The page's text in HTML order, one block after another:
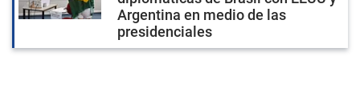
Argentina en medio de las
presidenciales